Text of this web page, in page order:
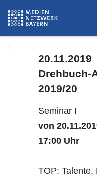
20.11.2019
Drehbuch-
2019/20
Seminar I
von
17:00 Uhr
TOP: Talente,